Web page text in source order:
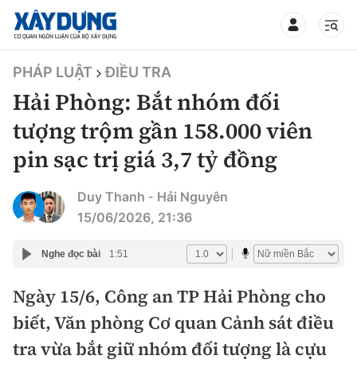
TIN BỘ XÂY DỰNG
CHUYÊN MỤC
Mới nhất
Thời sự
Chính trị
Xã hội
Xây dựng
Chỉ đạo điều hành
Giao thông
PHÁP LUẬT ĐIỀU TRA
Hải Phòng: Bắt nhóm đối
tượng trộm gần 158.000 viên
pin sạc trị giá 3,7 tỷ đồng
Duy Thanh - Hải Nguyên
15/06/2026, 21:36
Nghe đọc bài 1:51
Ngày 15/6, Công an TP Hải Phòng cho
biết, Văn phòng Cơ quan Cảnh sát điều
tra vừa bắt giữ nhóm đối tượng là cựu